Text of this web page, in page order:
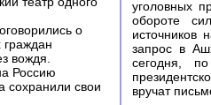
о
граждан
вождя.
Россию
сохранили свои
уголовных
обороте
источников
запрос в
сегодня,
вручат